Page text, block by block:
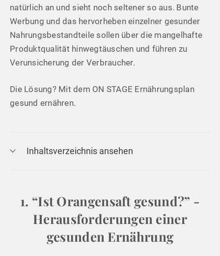
natürlich an und sieht noch seltener so aus. Bunte
Werbung und das hervorheben einzelner gesunder
Nahrungsbestandteile sollen über die mangelhafte
Produktqualität hinwegtäuschen und führen zu
Verunsicherung der Verbraucher.
Die Lösung? Mit dem ON STAGE Ernährungsplan
gesund ernähren.
Inhaltsverzeichnis ansehen
1. “Ist Orangensaft gesund?” -
Herausforderungen einer
gesunden Ernährung